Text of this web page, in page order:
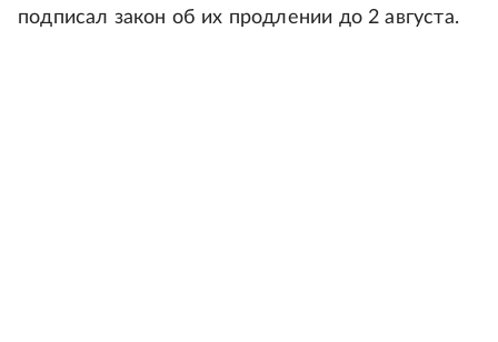
подписал закон об их продлении до 2 августа.